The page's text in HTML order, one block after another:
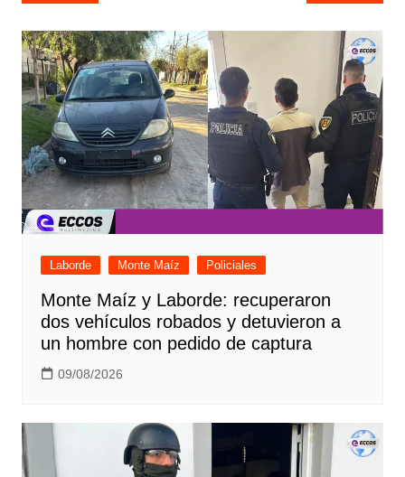
entradas
Laborde Monte Maíz Policiales
Monte Maíz y Laborde: recuperaron
dos vehículos robados y detuvieron a
un hombre con pedido de captura
09/08/2026